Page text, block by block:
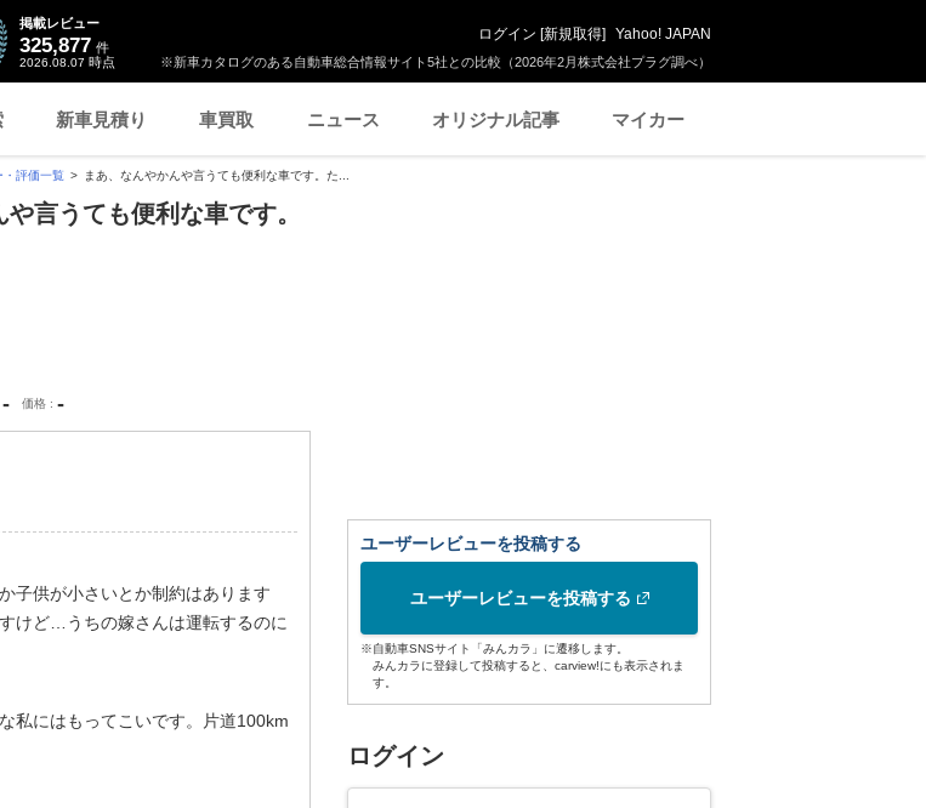
※新車カタログのある自動車総合情報サイト5社との比較（2026年2月株式会社プラグ調べ）
掲載レビュー
325,877 件
2026.08.07 時点
ログイン [新規取得] Yahoo! JAPAN
新車見積り 車買取 ニュース オリジナル記事 マイカー
・評価一覧 まあ、なんやかんや言うても便利な車です。た...
言うても便利な車です。
- 価格 -
子供が小さいとか制約はあります
けど…うちの嫁さんは運転するのに
私にはもってこいです。片道100km
ユーザーレビューを投稿する
ユーザーレビューを投稿する
※自動車SNSサイト「みんカラ」に遷移します。
みんカラに登録して投稿すると、carview!にも表示されま
す。
ログイン